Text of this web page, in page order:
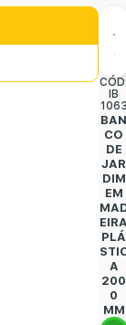
IB
CO
DE
JAR
DIM
EM
PLÁ
A
200
0
MM